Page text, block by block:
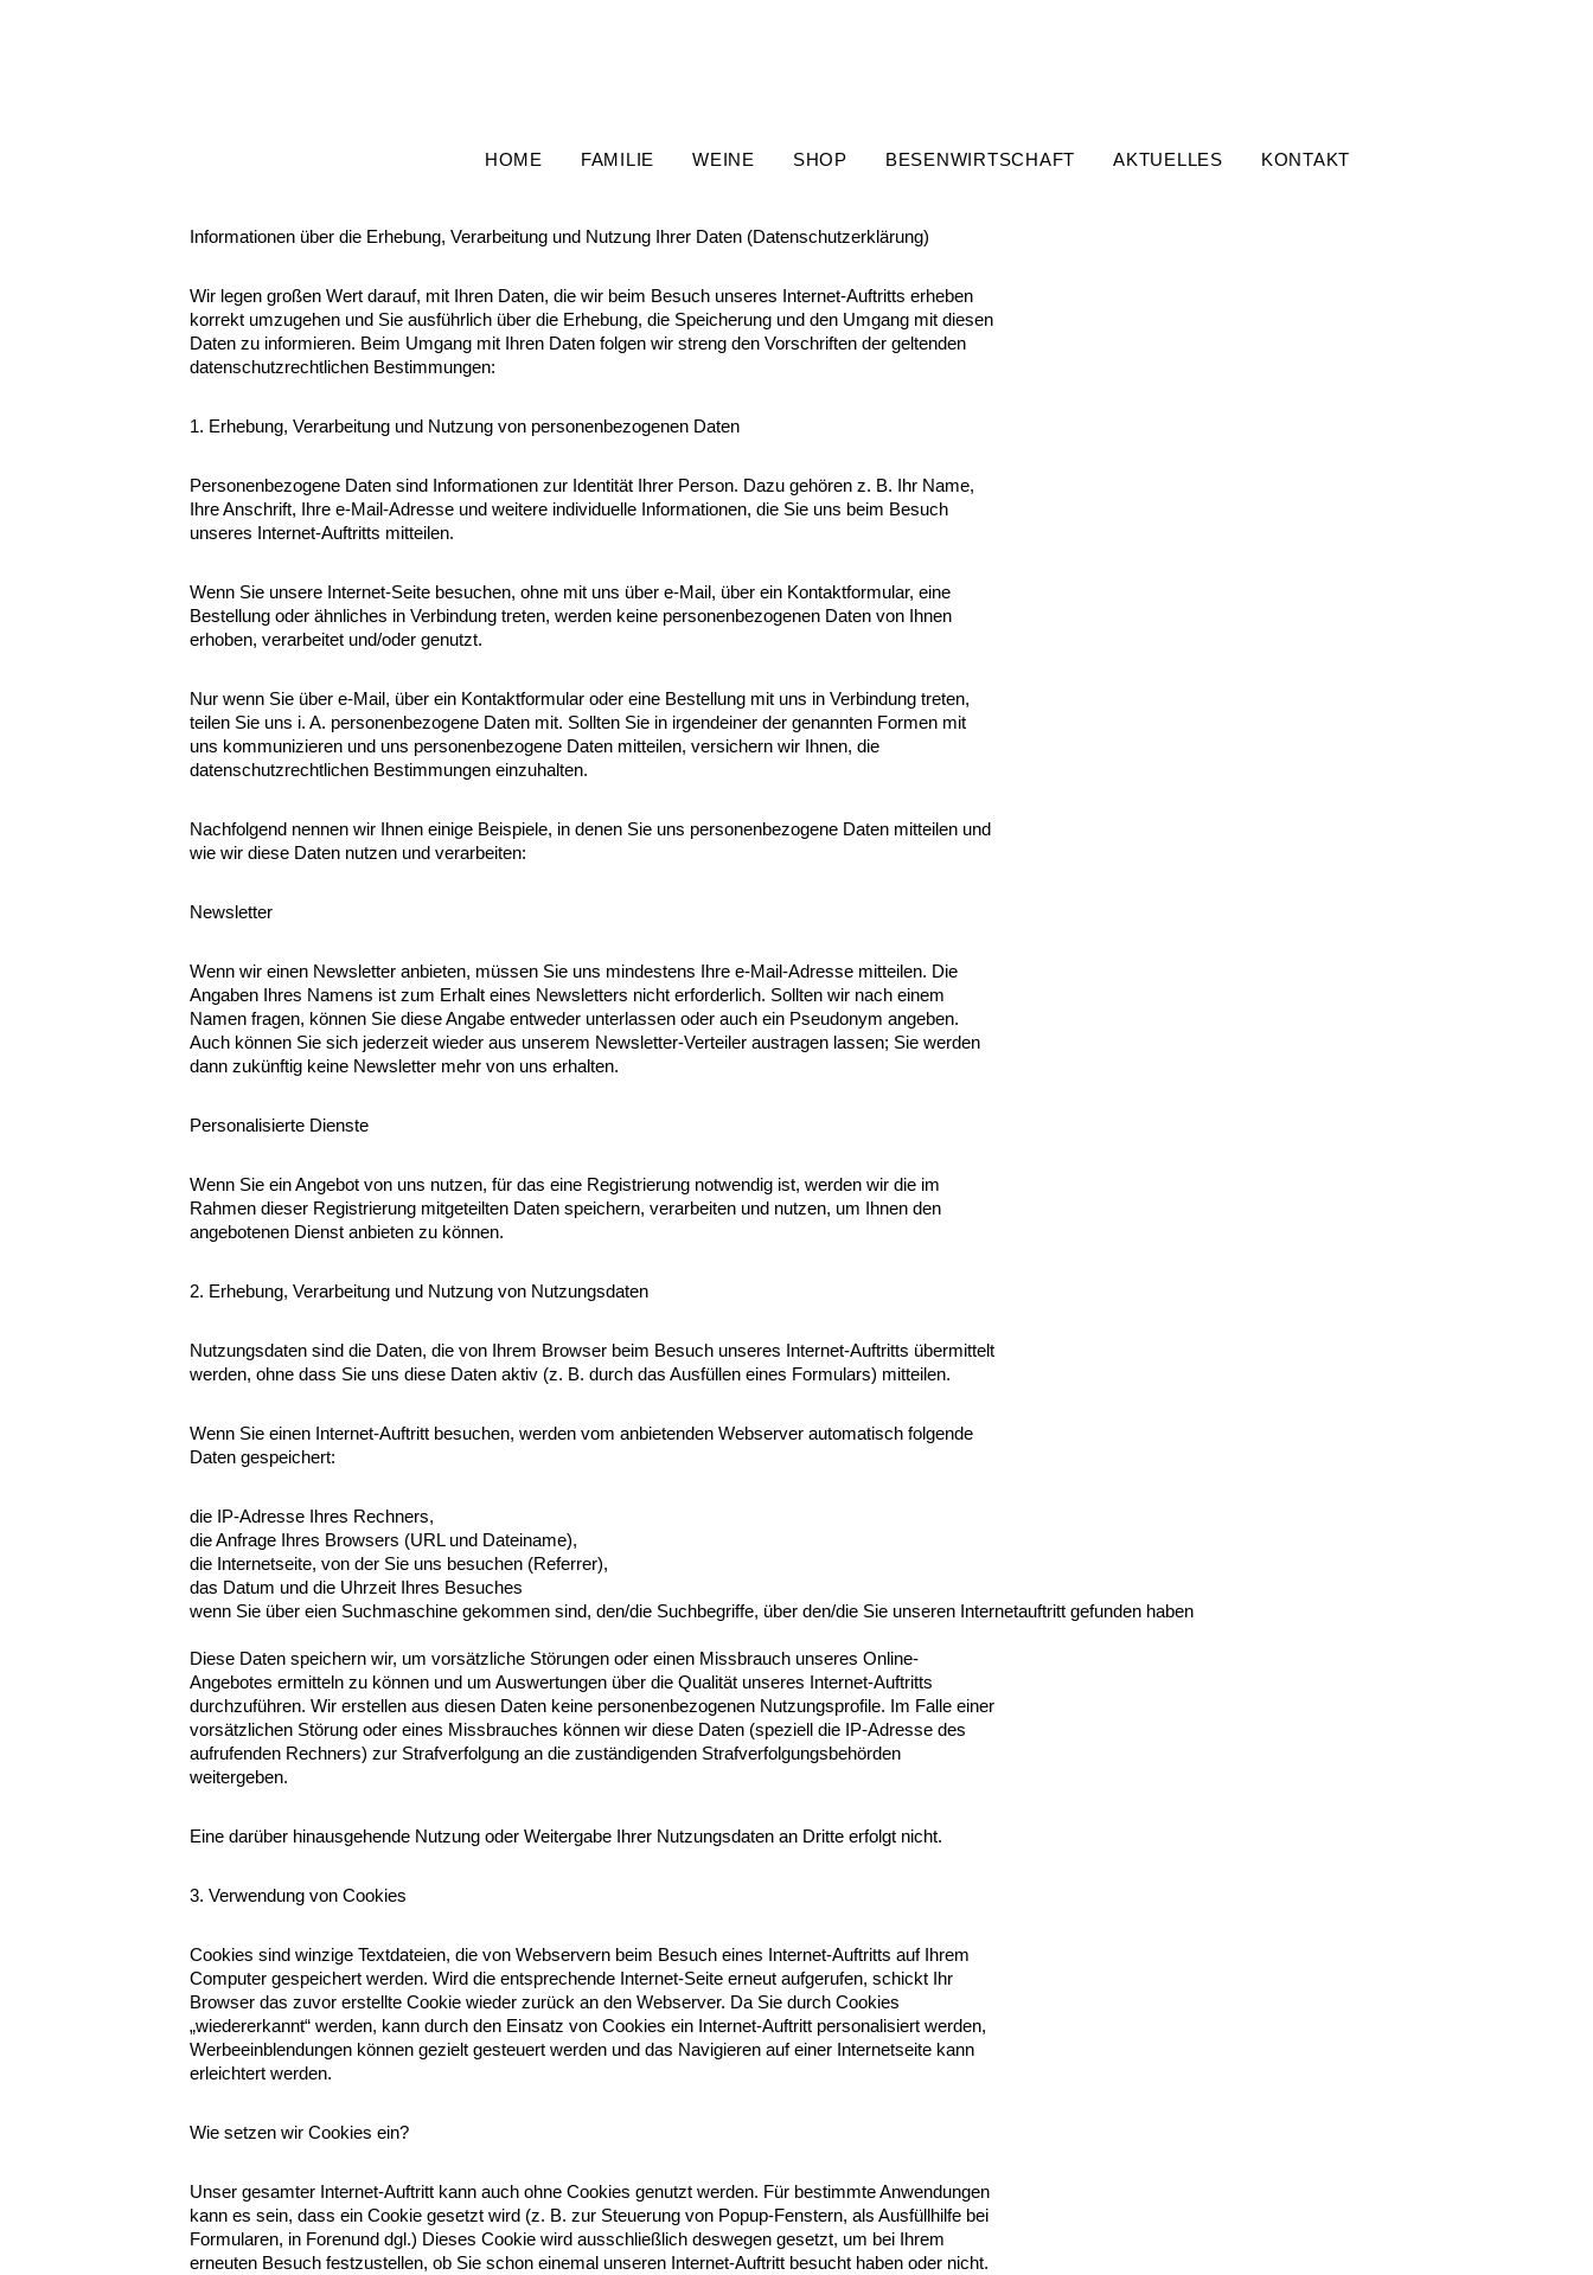
HOME FAMILIE WEINE SHOP BESENWIRTSCHAFT AKTUELLES KONTAKT
Informationen über die Erhebung, Verarbeitung und Nutzung Ihrer Daten (Datenschutzerklärung)
Wir legen großen Wert darauf, mit Ihren Daten, die wir beim Besuch unseres Internet-Auftritts erheben
korrekt umzugehen und Sie ausführlich über die Erhebung, die Speicherung und den Umgang mit diesen
Daten zu informieren. Beim Umgang mit Ihren Daten folgen wir streng den Vorschriften der geltenden
datenschutzrechtlichen Bestimmungen:
1. Erhebung, Verarbeitung und Nutzung von personenbezogenen Daten
Personenbezogene Daten sind Informationen zur Identität Ihrer Person. Dazu gehören z. B. Ihr Name,
Ihre Anschrift, Ihre e-Mail-Adresse und weitere individuelle Informationen, die Sie uns beim Besuch
unseres Internet-Auftritts mitteilen.
Wenn Sie unsere Internet-Seite besuchen, ohne mit uns über e-Mail, über ein Kontaktformular, eine
Bestellung oder ähnliches in Verbindung treten, werden keine personenbezogenen Daten von Ihnen
erhoben, verarbeitet und/oder genutzt.
Nur wenn Sie über e-Mail, über ein Kontaktformular oder eine Bestellung mit uns in Verbindung treten,
teilen Sie uns i. A. personenbezogene Daten mit. Sollten Sie in irgendeiner der genannten Formen mit
uns kommunizieren und uns personenbezogene Daten mitteilen, versichern wir Ihnen, die
datenschutzrechtlichen Bestimmungen einzuhalten.
Nachfolgend nennen wir Ihnen einige Beispiele, in denen Sie uns personenbezogene Daten mitteilen und
wie wir diese Daten nutzen und verarbeiten:
Newsletter
Wenn wir einen Newsletter anbieten, müssen Sie uns mindestens Ihre e-Mail-Adresse mitteilen. Die
Angaben Ihres Namens ist zum Erhalt eines Newsletters nicht erforderlich. Sollten wir nach einem
Namen fragen, können Sie diese Angabe entweder unterlassen oder auch ein Pseudonym angeben.
Auch können Sie sich jederzeit wieder aus unserem Newsletter-Verteiler austragen lassen; Sie werden
dann zukünftig keine Newsletter mehr von uns erhalten.
Personalisierte Dienste
Wenn Sie ein Angebot von uns nutzen, für das eine Registrierung notwendig ist, werden wir die im
Rahmen dieser Registrierung mitgeteilten Daten speichern, verarbeiten und nutzen, um Ihnen den
angebotenen Dienst anbieten zu können.
2. Erhebung, Verarbeitung und Nutzung von Nutzungsdaten
Nutzungsdaten sind die Daten, die von Ihrem Browser beim Besuch unseres Internet-Auftritts übermittelt
werden, ohne dass Sie uns diese Daten aktiv (z. B. durch das Ausfüllen eines Formulars) mitteilen.
Wenn Sie einen Internet-Auftritt besuchen, werden vom anbietenden Webserver automatisch folgende
Daten gespeichert:
die IP-Adresse Ihres Rechners,
die Anfrage Ihres Browsers (URL und Dateiname),
die Internetseite, von der Sie uns besuchen (Referrer),
das Datum und die Uhrzeit Ihres Besuches
wenn Sie über eien Suchmaschine gekommen sind, den/die Suchbegriffe, über den/die Sie unseren Internetauftritt gefunden haben
Diese Daten speichern wir, um vorsätzliche Störungen oder einen Missbrauch unseres Online-
Angebotes ermitteln zu können und um Auswertungen über die Qualität unseres Internet-Auftritts
durchzuführen. Wir erstellen aus diesen Daten keine personenbezogenen Nutzungsprofile. Im Falle einer
vorsätzlichen Störung oder eines Missbrauches können wir diese Daten (speziell die IP-Adresse des
aufrufenden Rechners) zur Strafverfolgung an die zuständigenden Strafverfolgungsbehörden
weitergeben.
Eine darüber hinausgehende Nutzung oder Weitergabe Ihrer Nutzungsdaten an Dritte erfolgt nicht.
3. Verwendung von Cookies
Cookies sind winzige Textdateien, die von Webservern beim Besuch eines Internet-Auftritts auf Ihrem
Computer gespeichert werden. Wird die entsprechende Internet-Seite erneut aufgerufen, schickt Ihr
Browser das zuvor erstellte Cookie wieder zurück an den Webserver. Da Sie durch Cookies
„wiedererkannt“ werden, kann durch den Einsatz von Cookies ein Internet-Auftritt personalisiert werden,
Werbeeinblendungen können gezielt gesteuert werden und das Navigieren auf einer Internetseite kann
erleichtert werden.
Wie setzen wir Cookies ein?
Unser gesamter Internet-Auftritt kann auch ohne Cookies genutzt werden. Für bestimmte Anwendungen
kann es sein, dass ein Cookie gesetzt wird (z. B. zur Steuerung von Popup-Fenstern, als Ausfüllhilfe bei
Formularen, in Forenund dgl.) Dieses Cookie wird ausschließlich deswegen gesetzt, um bei Ihrem
erneuten Besuch festzustellen, ob Sie schon einemal unseren Internet-Auftritt besucht haben oder nicht.